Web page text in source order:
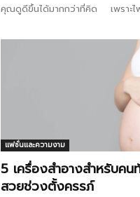
คุณดูดีขึ้นได้มากกว่าที่คิด เพราะไพ
รองพื้นเกาะติดผิวได้ดียิ่งขึ้น...
แฟชั่นและความงาม
5 เครื่องสำอางสำหรับค
สวยช่วงตั้งครรภ์